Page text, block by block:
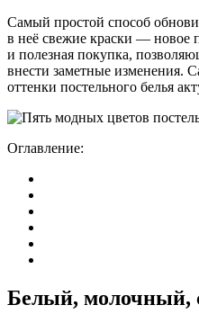
Самый простой способ
в неё свежие краски — новое
и полезная покупка,
внести заметные изменения.
оттенки постельного белья
Оглавление:
Белый, молочный,